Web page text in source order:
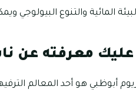
المائية والتنوع البيولوجي
معرفته عن
أبوظبي هو أحد المعالم